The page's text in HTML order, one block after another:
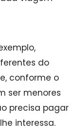
do
conforme o
ser menores
precisa pagar
interessa.